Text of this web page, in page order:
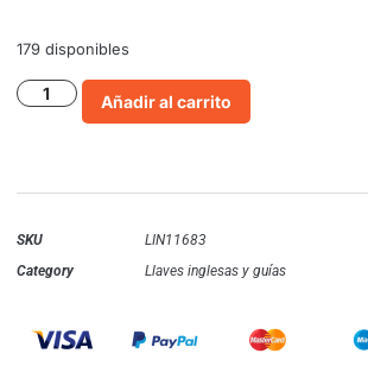
179 disponibles
Añadir al carrito
SKU
LIN11683
Category
Llaves inglesas y guías